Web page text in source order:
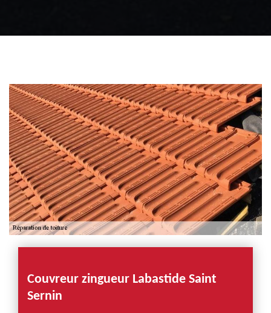
Couvreur zingueur Labastide Saint
Sernin